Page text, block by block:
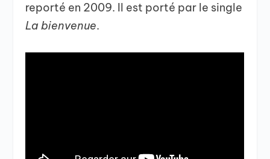
reporté en 2009. Il est porté par le single
La bienvenue.